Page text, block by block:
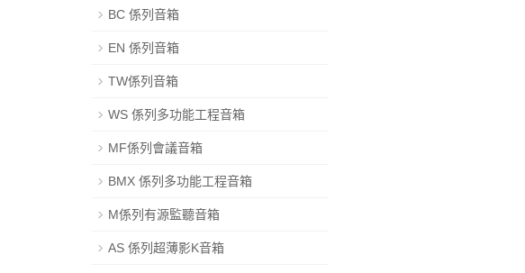
BC 係列音箱
EN 係列音箱
TW係列音箱
WS 係列多功能工程音箱
MF係列會議音箱
BMX 係列多功能工程音箱
M係列有源監聽音箱
AS 係列超薄影K音箱